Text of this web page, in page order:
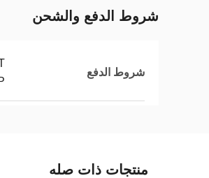
شروط الدفع والشحن
شروط الدفع
منتجات ذات صله